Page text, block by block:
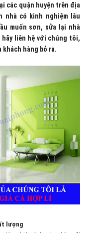
các quận huyện trên địa
nhà có kinh nghiệm lâu
muốn sơn, sửa lại nhà
liên hệ với chúng tôi,
hàng bỏ ra.
lượng